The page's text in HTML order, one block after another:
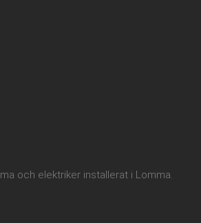
och elektriker installerat i Lomma.